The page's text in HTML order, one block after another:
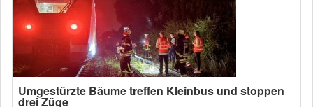
Umgestürzte Bäume treffen Kleinbus und stoppen
drei Züge